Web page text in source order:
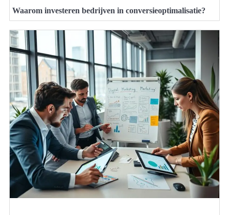
Waarom investeren bedrijven in conversieoptimalisatie?